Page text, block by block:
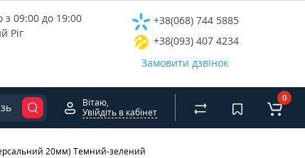
09:00 до 19:00
Ріг
+38(068) 744 5885
+38(093) 407 4234
Замовити дзвінок
Вітаю,
Увійдіть в кабінет
0
20мм) Темний-зелений